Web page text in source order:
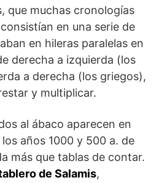
que muchas cronologías
en una serie de
en hileras paralelas en
derecha a izquierda (los
a derecha (los griegos),
y multiplicar.
al ábaco aparecen en
años 1000 y 500 a. de
más que tablas de contar.
de Salamis,